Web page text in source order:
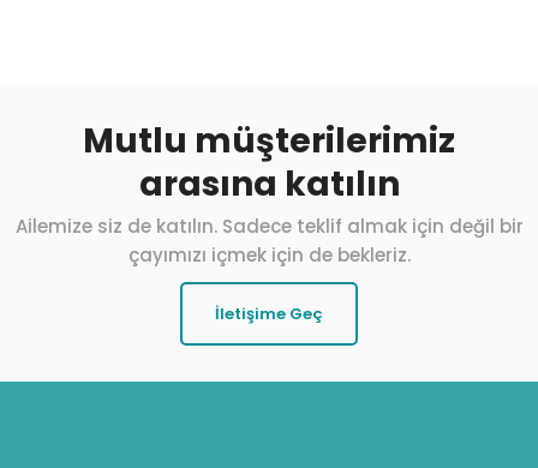
Mutlu müşterilerimiz
arasına katılın
Ailemize siz de katılın. Sadece teklif almak için değil bir
çayımızı içmek için de bekleriz.
İletişime Geç